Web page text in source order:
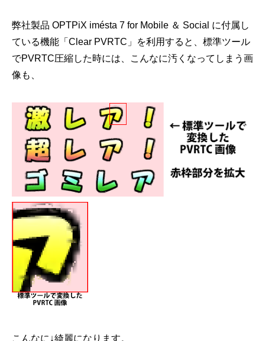
弊社製品 OPTPiX imésta 7 for Mobile ＆ Social に付属し
ている機能「Clear PVRTC」を利用すると、標準ツール
でPVRTC圧縮した時には、こんなに汚くなってしまう画
像も、
こんなに↓綺麗になります。